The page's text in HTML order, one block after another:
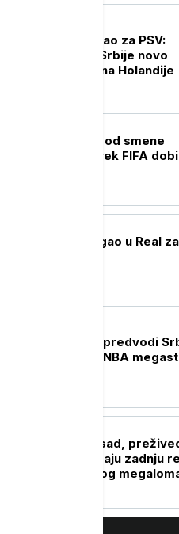
Filip Kostić potpisao za PSV:
Reprezentativac Srbije novo
pojačanje šampiona Holandije
UEFA ne odustaje od smene
Infantina, prvi čovek FIFA
Jan Dimonade stigao u Real za
Nikola Jokić opet predvodi
kvalifikcijama: Uz NBA
Đani Infantino, zasad,
vrhu FIFA: Izbori daju zadnju
sudbini švajcarskog